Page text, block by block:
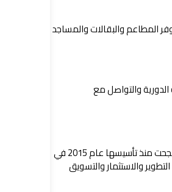
المطاعم والبقالات والمساجد
والتواصل مع
تعد شركة سما البنيان من أبرز شركات التطوير والاستثمار العقاري في المملكة العربية السعودية، حيث نجحت منذ تأسيسها عام 2015 في
والاستثمار والتسويق